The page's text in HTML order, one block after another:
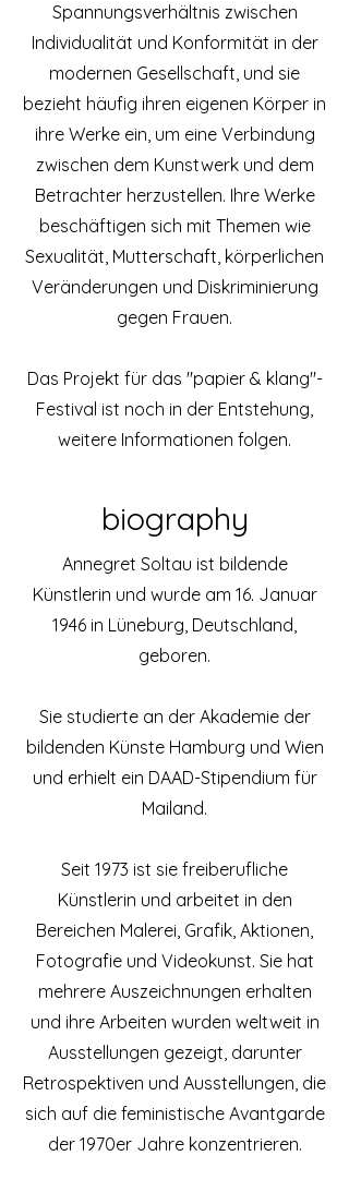
Spannungsverhältnis zwischen
Individualität und Konformität in der
modernen Gesellschaft, und sie
bezieht häufig ihren eigenen Körper in
ihre Werke ein, um eine Verbindung
zwischen dem Kunstwerk und dem
Betrachter herzustellen. Ihre Werke
beschäftigen sich mit Themen wie
Sexualität, Mutterschaft, körperlichen
Veränderungen und Diskriminierung
gegen Frauen.
Das Projekt für das "papier & klang"-
Festival ist noch in der Entstehung,
weitere Informationen folgen.
biography
Annegret Soltau ist bildende
Künstlerin und wurde am 16. Januar
1946 in Lüneburg, Deutschland,
geboren.
Sie studierte an der Akademie der
bildenden Künste Hamburg und Wien
und erhielt ein DAAD-Stipendium für
Mailand.
Seit 1973 ist sie freiberufliche
Künstlerin und arbeitet in den
Bereichen Malerei, Grafik, Aktionen,
Fotografie und Videokunst. Sie hat
mehrere Auszeichnungen erhalten
und ihre Arbeiten wurden weltweit in
Ausstellungen gezeigt, darunter
Retrospektiven und Ausstellungen, die
sich auf die feministische Avantgarde
der 1970er Jahre konzentrieren.